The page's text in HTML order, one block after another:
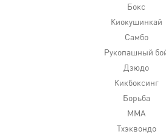
Бокс
Киокушинкай
Самбо
Рукопашный
Дзюдо
Кикбоксинг
Борьба
MMA
Тхэквондо